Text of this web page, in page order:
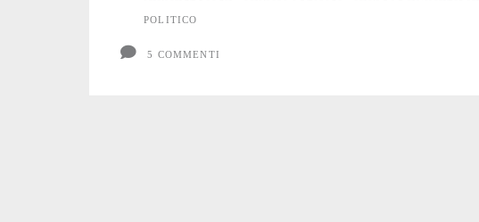
POLITICO
5 COMMENTI